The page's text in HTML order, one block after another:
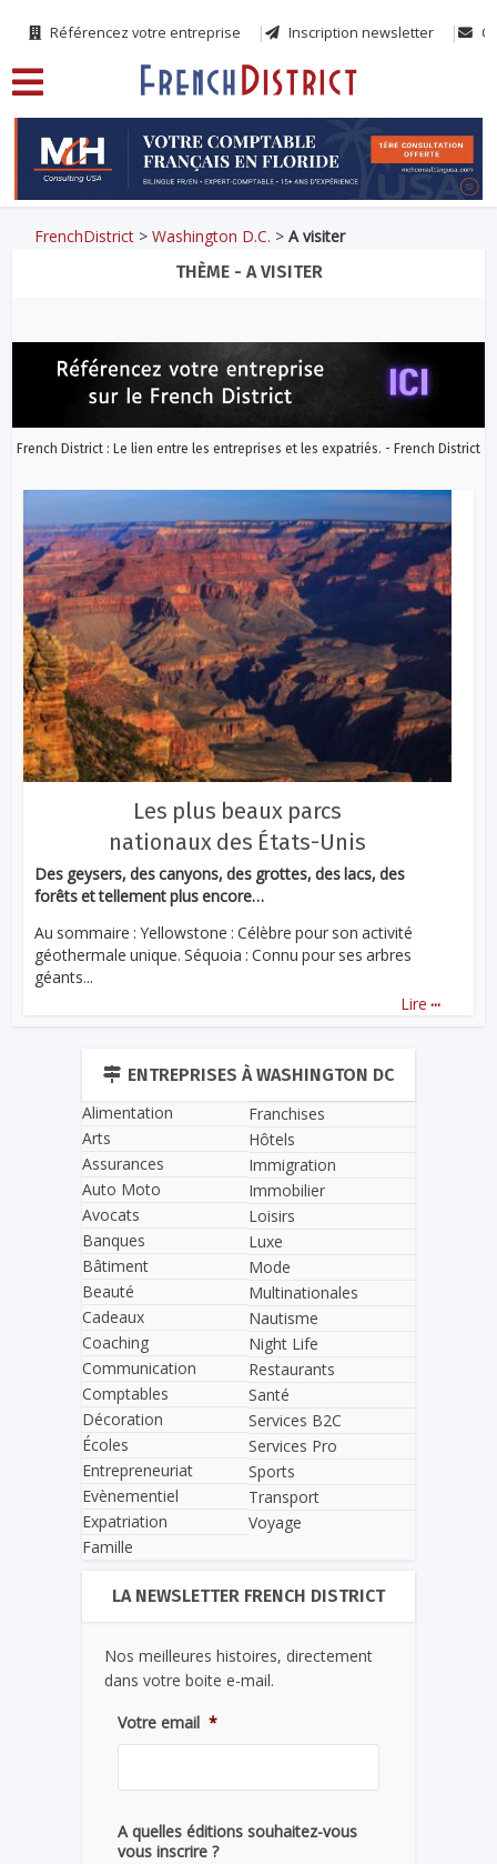
Référencez votre entreprise Inscription newsletter
FrenchDistrict >Washington D.C. >A visiter
THÈME - A VISITER
French District : Le lien entre les entreprises et les expatriés. - French District
Les plus beaux parcs
nationaux des États-Unis
Des geysers, des canyons, des grottes, des lacs, des
forêts et tellement plus encore…
Au sommaire : Yellowstone : Célèbre pour son activité
géothermale unique. Séquoia : Connu pour ses arbres
géants...
Lire ...
ENTREPRISES À WASHINGTON DC
Alimentation
Arts
Assurances
Auto Moto
Avocats
Banques
Bâtiment
Beauté
Cadeaux
Coaching
Communication
Comptables
Décoration
Écoles
Entrepreneuriat
Evènementiel
Expatriation
Famille
Franchises
Hôtels
Immigration
Immobilier
Loisirs
Luxe
Mode
Multinationales
Nautisme
Night Life
Restaurants
Santé
Services B2C
Services Pro
Sports
Transport
Voyage
LA NEWSLETTER FRENCH DISTRICT
Nos meilleures histoires, directement
dans votre boite e-mail.
Votre email *
A quelles éditions souhaitez-vous
vous inscrire ?